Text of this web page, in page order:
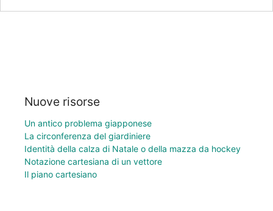
Nuove risorse
Un antico problema giapponese
La circonferenza del giardiniere
Identità della calza di Natale o della mazza da hockey
Notazione cartesiana di un vettore
Il piano cartesiano